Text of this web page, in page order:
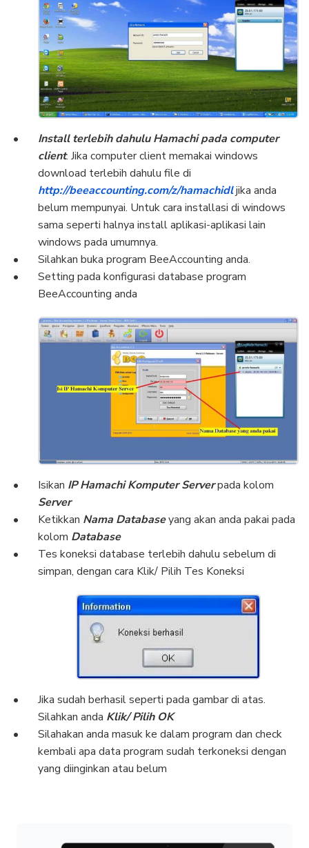
Install terlebih dahulu Hamachi pada computer
client. Jika computer client memakai windows
download terlebih dahulu file di
http://beeaccounting.com/z/hamachidljika anda
belum mempunyai. Untuk cara installasi di windows
sama seperti halnya install aplikasi-aplikasi lain
windows pada umumnya.
Silahkan buka program BeeAccounting anda.
Setting pada konfigurasi database program
BeeAccounting anda
Isikan IP Hamachi Komputer Serverpada kolom
Server
Ketikkan Nama Databaseyang akan anda pakai pada
kolom Database
Tes koneksi database terlebih dahulu sebelum di
simpan, dengan cara Klik/ Pilih Tes Koneksi
Jika sudah berhasil seperti pada gambar di atas.
Silahkan anda Klik/ Pilih OK
Silahakan anda masuk ke dalam program dan check
kembali apa data program sudah terkoneksi dengan
yang diinginkan atau belum